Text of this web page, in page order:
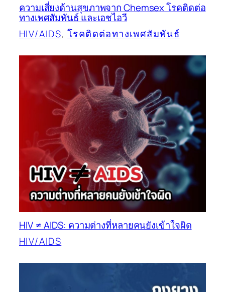
ความเสี่ยงด้านสุขภาพจาก Chemsex โรคติดต่อ
ทางเพศสัมพันธ์ และเอชไอวี
HIV/AIDS, โรคติดต่อทางเพศสัมพันธ์
HIV ≠ AIDS: ความต่างที่หลายคนยังเข้าใจผิด
HIV/AIDS